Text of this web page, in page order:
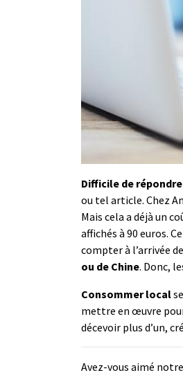
Difficile de
ou tel article. Chez
Mais cela a déjà un
affichés à 90 euros.
compter à l’arrivée
ou de Chine. Donc,
Consommer local
mettre en œuvre
décevoir plus d’un,
Avez-vous aimé